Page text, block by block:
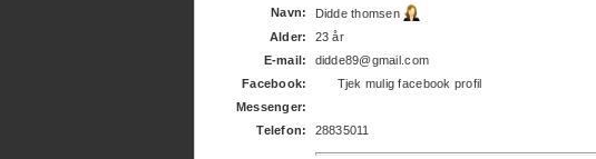
Navn:
Didde thomsen
Alder:
23 år
E-mail:
didde89@gmail.com
Facebook:
Tjek mulig facebook profil
Messenger:
Telefon:
28835011